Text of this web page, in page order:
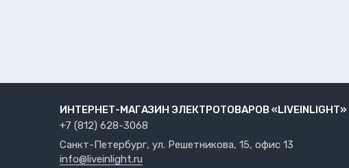
ИНТЕРНЕТ-МАГАЗИН ЭЛЕКТРОТОВАРОВ «LIVEINLIGHT»
+7 (812) 628-3068
Санкт-Петербург, ул. Решетникова, 15, офис 13
info@liveinlight.ru